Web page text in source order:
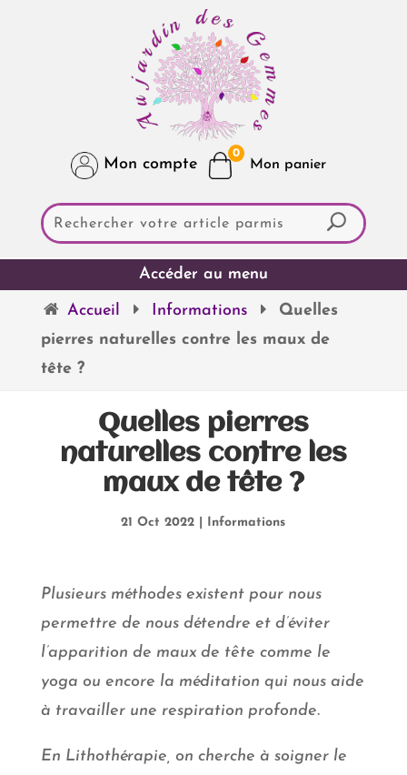
Mon compte
0
Accueil Informations
Quelles
pierres naturelles contre les maux de
tête ?
Quelles pierres
naturelles contre les
maux de tête ?
21 Oct 2022 Informations
Plusieurs méthodes existent pour nous
permettre de nous détendre et d’éviter
l’apparition de maux de tête comme le
yoga ou encore la méditation qui nous aide
à travailler une respiration profonde.
En Lithothérapie, on cherche à soigner le